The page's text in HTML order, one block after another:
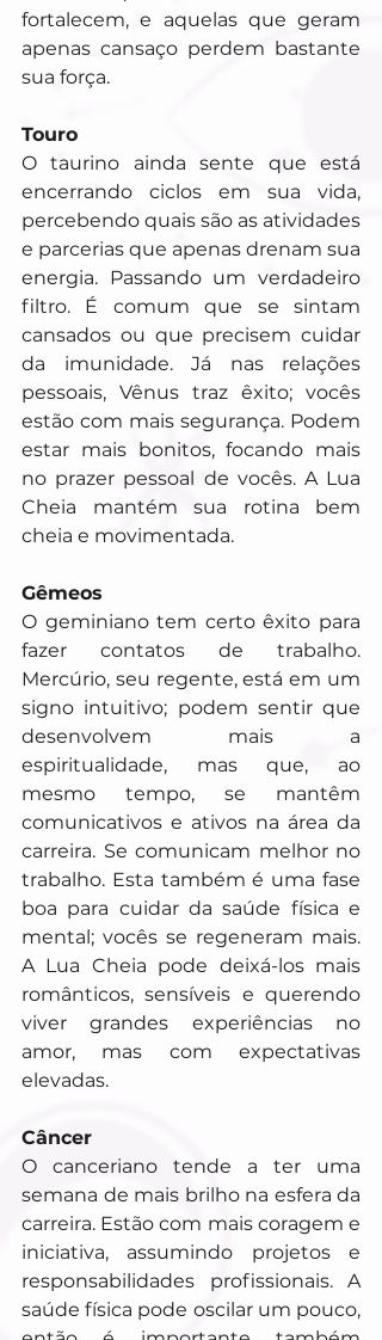
fortalecem, e aquelas que geram
apenas cansaço perdem bastante
sua força.
Touro
O taurino ainda sente que está
encerrando ciclos em sua vida,
percebendo quais são as atividades
e parcerias que apenas drenam sua
energia. Passando um verdadeiro
filtro. É comum que se sintam
cansados ou que precisem cuidar
da imunidade. Já nas relações
pessoais, Vênus traz êxito; vocês
estão com mais segurança. Podem
estar mais bonitos, focando mais
no prazer pessoal de vocês. A Lua
Cheia mantém sua rotina bem
cheia e movimentada.
Gêmeos
O geminiano tem certo êxito para
fazer contatos de trabalho.
Mercúrio, seu regente, está em um
signo intuitivo; podem sentir que
desenvolvem mais a
espiritualidade, mas que, ao
mesmo tempo, se mantêm
comunicativos e ativos na área da
carreira. Se comunicam melhor no
trabalho. Esta também é uma fase
boa para cuidar da saúde física e
mental; vocês se regeneram mais.
A Lua Cheia pode deixá-los mais
românticos, sensíveis e querendo
viver grandes experiências no
amor, mas com expectativas
elevadas.
Câncer
O canceriano tende a ter uma
semana de mais brilho na esfera da
carreira. Estão com mais coragem e
iniciativa, assumindo projetos e
responsabilidades profissionais. A
saúde física pode oscilar um pouco,